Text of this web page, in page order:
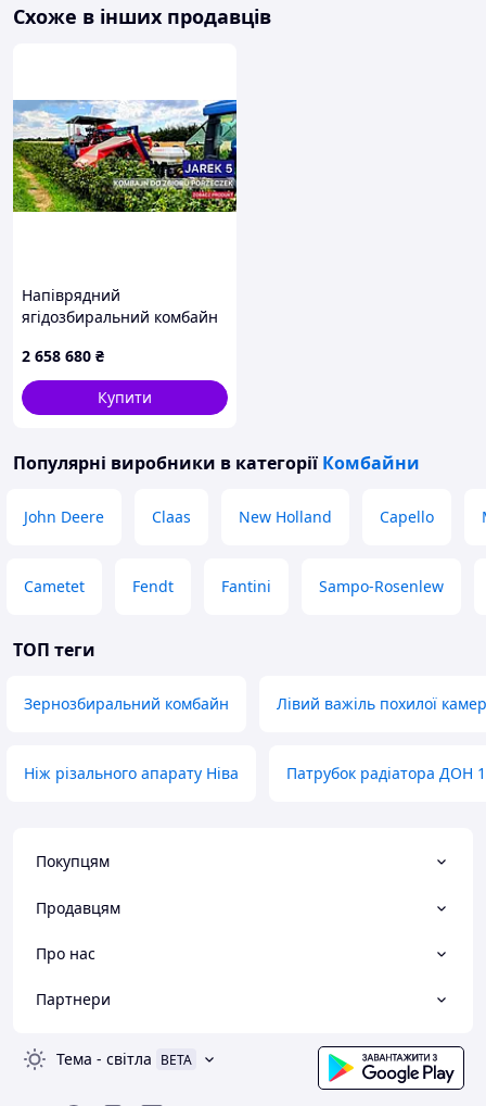
Схоже в інших продавців
Напіврядний
ягідозбиральний комбайн
2 658 680 ₴
Купити
Популярні виробники в категорії Комбайни
John Deere Claas New Holland Capello
Cametet Fendt Fantini Sampo-Rosenlew
ТОП теги
Зернозбиральний комбайн Лівий важіль похилої
Ніж різального апарату Ніва Патрубок радіатора ДОН
Покупцям
Продавцям
Про нас
Партнери
Тема - світла BETA